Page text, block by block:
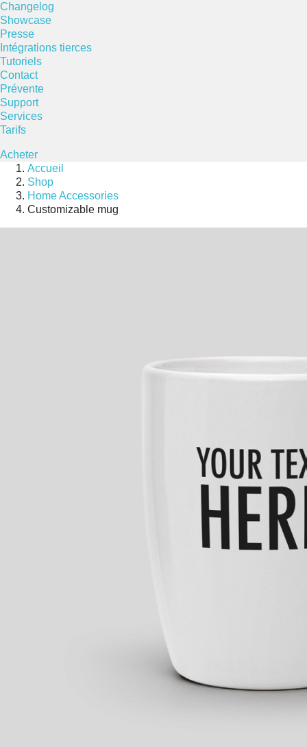
Changelog
Showcase
Presse
Intégrations tierces
Tutoriels
Contact
Prévente
Support
Services
Tarifs
Acheter
Accueil
Shop
Home Accessories
Customizable mug